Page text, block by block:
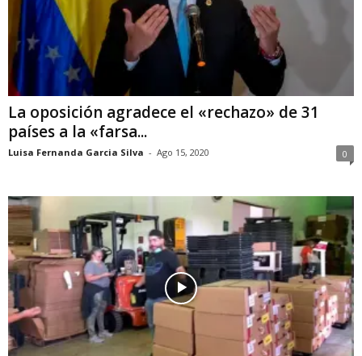
La oposición agradece el «rechazo» de 31
países a la «farsa...
Luisa Fernanda Garcia Silva - Ago 15, 2020 0